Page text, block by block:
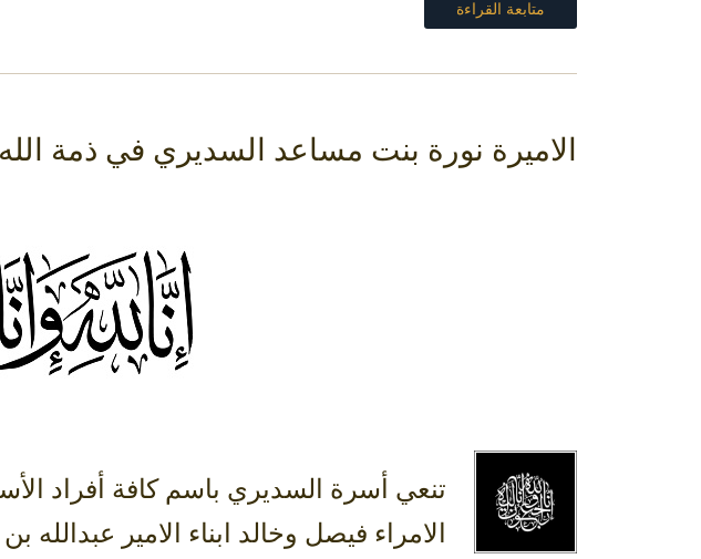
متابعة القراءة
الاميرة نورة بنت مساعد ‎السديري في ذمة الله
الامراء فيصل وخالد ابناء الامير